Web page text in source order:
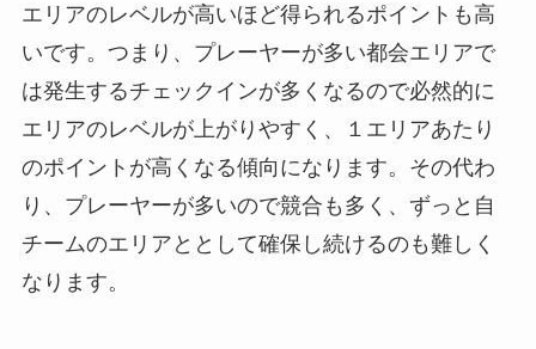
エリアのレベルが高いほど得られるポイントも高
いです。つまり、プレーヤーが多い都会エリアで
は発生するチェックインが多くなるので必然的に
エリアのレベルが上がりやすく、１エリアあたり
のポイントが高くなる傾向になります。その代わ
り、プレーヤーが多いので競合も多く、ずっと自
チームのエリアととして確保し続けるのも難しく
なります。